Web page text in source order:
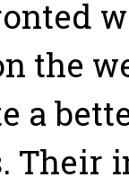
the
a
Their